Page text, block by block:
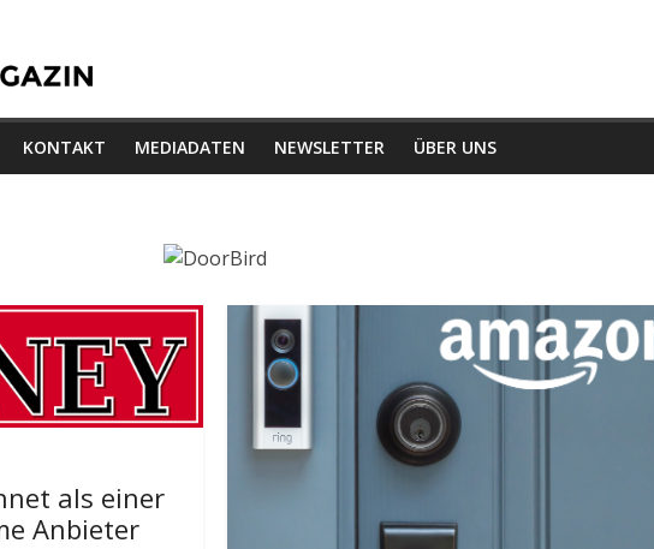
KONTAKT MEDIADATEN NEWSLETTER ÜBER UNS
als einer
Anbieter